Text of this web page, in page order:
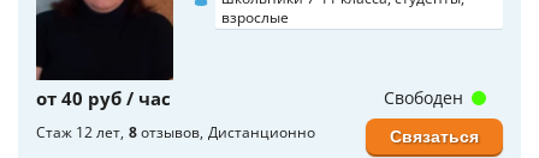
взрослые
от 40 руб / час
Стаж 12 лет 8отзывов Дистанционно
Свободен
Связаться